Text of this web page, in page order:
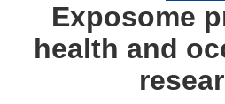
Exposome
health and